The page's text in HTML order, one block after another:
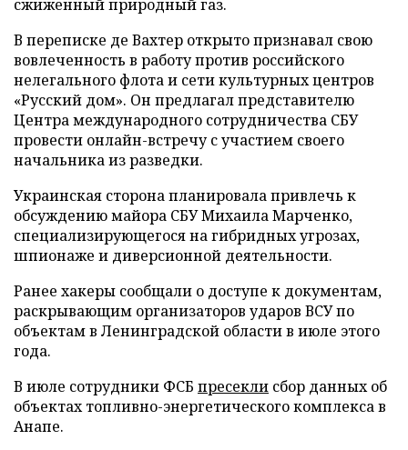
сжиженный природный газ.
В переписке де Вахтер открыто признавал свою
вовлеченность в работу против российского
нелегального флота и сети культурных центров
«Русский дом». Он предлагал представителю
Центра международного сотрудничества СБУ
провести онлайн-встречу с участием своего
начальника из разведки.
Украинская сторона планировала привлечь к
обсуждению майора СБУ Михаила Марченко,
специализирующегося на гибридных угрозах,
шпионаже и диверсионной деятельности.
Ранее хакеры сообщали о доступе к документам,
раскрывающим организаторов ударов ВСУ по
объектам в Ленинградской области в июле этого
года.
В июле сотрудники ФСБ пресекли сбор данных об
объектах топливно-энергетического комплекса в
Анапе.